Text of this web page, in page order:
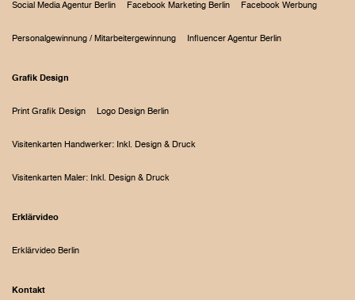
Social Media Agentur Berlin Facebook Marketing Berlin Facebook Werbung
Personalgewinnung / Mitarbeitergewinnung Influencer Agentur Berlin
Grafik Design
Print Grafik Design Logo Design Berlin
Visitenkarten Handwerker: Inkl. Design & Druck
Visitenkarten Maler: Inkl. Design & Druck
Erklärvideo
Erklärvideo Berlin
Kontakt